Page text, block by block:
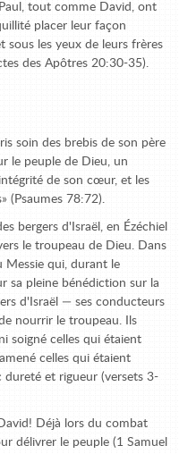
tout comme David, ont
placer leur façon
sous les yeux de leurs frères
des Apôtres 20:30-35).
soin des brebis de son père
le peuple de Dieu, un
de son cœur, et les
(Psaumes 78:72).
bergers d'Israël, en Ézéchiel
le troupeau de Dieu. Dans
Messie qui, durant le
sa pleine bénédiction sur la
d'Israël — ses conducteurs
nourrir le troupeau. Ils
soigné celles qui étaient
celles qui étaient
dureté et rigueur (versets 3-
Déjà lors du combat
délivrer le peuple (1 Samuel